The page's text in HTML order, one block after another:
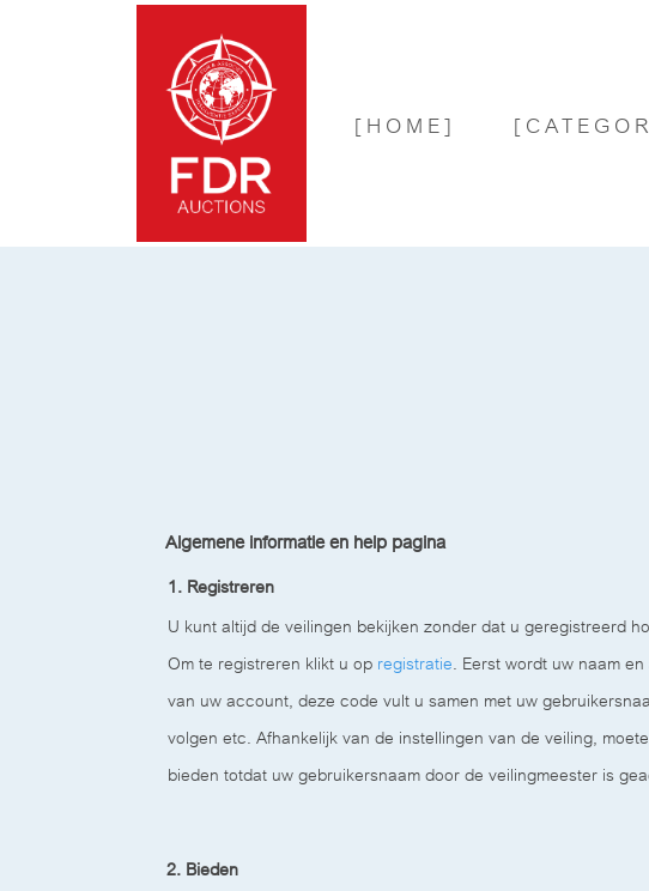
[HOME]
Algemene informatie en help pagina
1. Registreren
U kunt altijd de veilingen bekijken zonder dat u geregistreerd
Om te registreren klikt u op registratie. Eerst wordt uw naam
van uw account, deze code vult u samen met uw
volgen etc. Afhankelijk van de instellingen van de veiling,
bieden totdat uw gebruikersnaam door de veilingmeester is
2. Bieden